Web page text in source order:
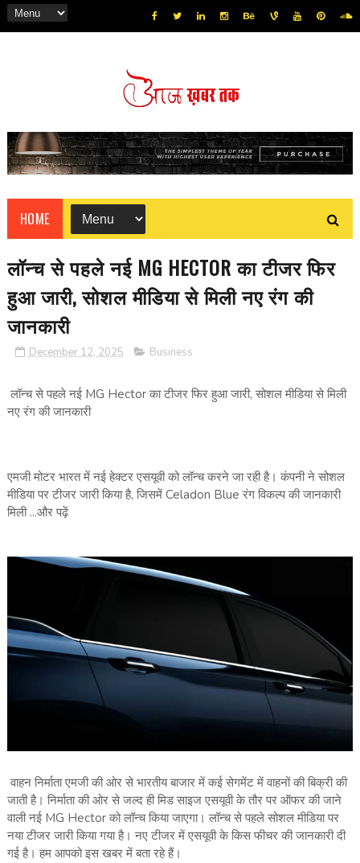
HOME
लॉन्‍च से पहले नई MG HECTOR का टीजर फिर
हुआ जारी, सोशल मीडिया से मिली नए रंग की
जानकारी
December 12, 2025 Business
लॉन्‍च से पहले नई MG Hector का टीजर फिर हुआ जारी, सोशल मीडिया से मिली
नए रंग की जानकारी
एमजी मोटर भारत में नई हेक्टर एसयूवी को लॉन्च करने जा रही है। कंपनी ने सोशल
मीडिया पर टीजर जारी किया है, जिसमें Celadon Blue रंग विकल्प की जानकारी
मिली ...और पढ़ें
वाहन निर्माता एमजी की ओर से भारतीय बाजार में कई सेगमेंट में वाहनों की बिक्री की
जाती है। निर्माता की ओर से जल्‍द ही मिड साइज एसयूवी के तौर पर ऑफर की जाने
वाली नई MG Hector को लॉन्‍च किया जाएगा। लॉन्‍च से पहले सोशल मीडिया पर
नया टीजर जारी किया गया है। नए टीजर में एसयूवी के किस फीचर की जानकारी दी
गई है। हम आपको इस खबर में बता रहे हैं।